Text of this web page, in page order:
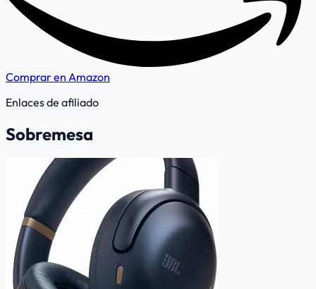
Comprar en Amazon
Enlaces de afiliado
Sobremesa